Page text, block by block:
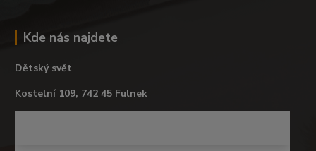
Kde nás najdete
Dětský svět
Kostelní 109, 742 45 Fulnek